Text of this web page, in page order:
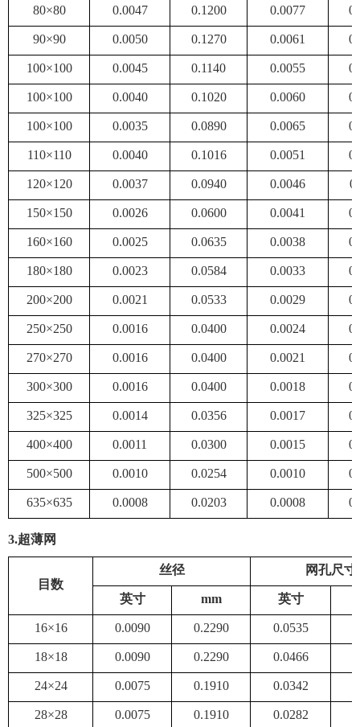
80×80 0.0047 0.1200 0.0077
90×90 0.0050 0.1270 0.0061
100×100 0.0045 0.1140 0.0055
100×100 0.0040 0.1020 0.0060
100×100 0.0035 0.0890 0.0065
110×110 0.0040 0.1016 0.0051
120×120 0.0037 0.0940 0.0046
150×150 0.0026 0.0600 0.0041
160×160 0.0025 0.0635 0.0038
180×180 0.0023 0.0584 0.0033
200×200 0.0021 0.0533 0.0029
250×250 0.0016 0.0400 0.0024
270×270 0.0016 0.0400 0.0021
300×300 0.0016 0.0400 0.0018
325×325 0.0014 0.0356 0.0017
400×400 0.0011 0.0300 0.0015
500×500 0.0010 0.0254 0.0010
635×635 0.0008 0.0203 0.0008
3.超薄网
目数
丝径 网孔尺寸
英寸 mm 英寸
16×16 0.0090 0.2290 0.0535
18×18 0.0090 0.2290 0.0466
24×24 0.0075 0.1910 0.0342
28×28 0.0075 0.1910 0.0282